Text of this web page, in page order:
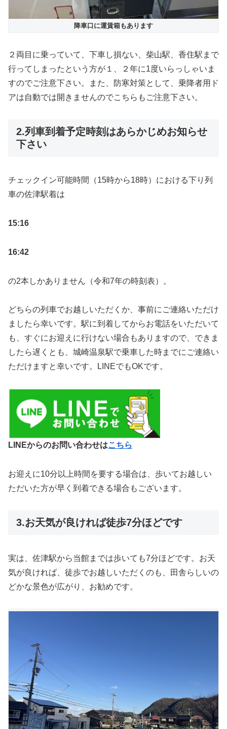
降車口に運賃箱もあります
２両目に乗っていて、下車し損ない、柴山駅、香住駅まで
行ってしまったという方が１、２年に1度いらっしゃいま
すのでご注意下さい。また、防寒対策として、乗降者用ド
アは自動では開きませんのでこちらもご注意下さい。
2.列車到着予定時刻はあらかじめお知らせ
下さい
チェックイン可能時間（15時から18時）における下り列
車の佐津駅着は
15:16
16:42
の2本しかありません（令和7年の時刻表）。
どちらの列車でお越しいただくか、事前にご連絡いただけ
ましたら幸いです。駅に到着してからお電話をいただいて
も、すぐにお迎えに行けない場合もありますので、できま
したら遅くとも、城崎温泉駅で乗車した時までにご連絡い
ただけますと幸いです。LINEでもOKです。
LINEからのお問い合わせはこちら
お迎えに10分以上時間を要する場合は、歩いてお越しい
ただいた方が早く到着できる場合もございます。
3.お天気が良ければ徒歩7分ほどです
実は、佐津駅から当館までは歩いても7分ほどです。お天
気が良ければ、徒歩でお越しいただくのも、田舎らしいの
どかな景色が広がり、お勧めです。